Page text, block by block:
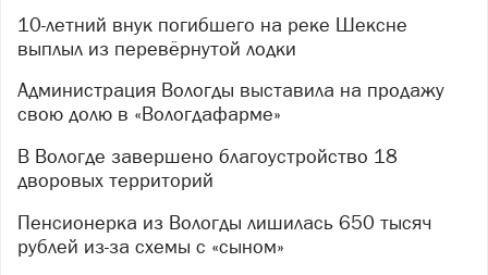
10-летний внук погибшего на реке Шексне
выплыл из перевёрнутой лодки
Администрация Вологды выставила на продажу
свою долю в «Вологдафарме»
В Вологде завершено благоустройство 18
дворовых территорий
Пенсионерка из Вологды лишилась 650 тысяч
рублей из-за схемы с «сыном»